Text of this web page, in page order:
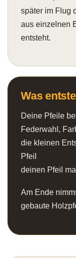
später im Flug
aus einzelnen
entsteht.
Was
Deine Pfeile
Federwahl,
die kleinen
Pfeil
deinen Pfeil
Am Ende
gebaute